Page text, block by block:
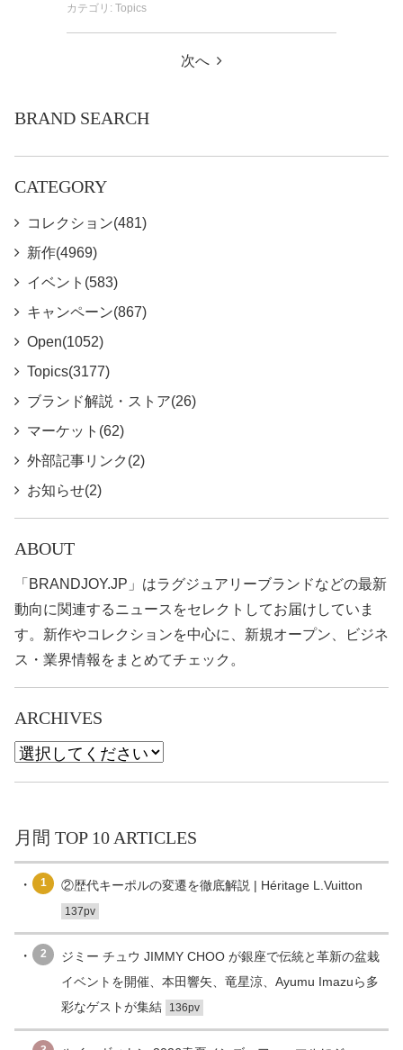
カテゴリ: Topics
次へ
BRAND SEARCH
CATEGORY
コレクション(481)
新作(4969)
イベント(583)
キャンペーン(867)
Open(1052)
Topics(3177)
ブランド解説・ストア(26)
マーケット(62)
外部記事リンク(2)
お知らせ(2)
ABOUT
「BRANDJOY.JP」はラグジュアリーブランドなどの最新
動向に関連するニュースをセレクトしてお届けしていま
す。新作やコレクションを中心に、新規オープン、ビジネ
ス・業界情報をまとめてチェック。
ARCHIVES
月間 TOP 10 ARTICLES
1 ②歴代キーポルの変遷を徹底解説 | Héritage L.Vuitton
137pv
2
ジミー チュウ JIMMY CHOO が銀座で伝統と革新の盆栽
イベントを開催、本田響矢、竜星涼、Ayumu Imazuら多
彩なゲストが集結
136pv